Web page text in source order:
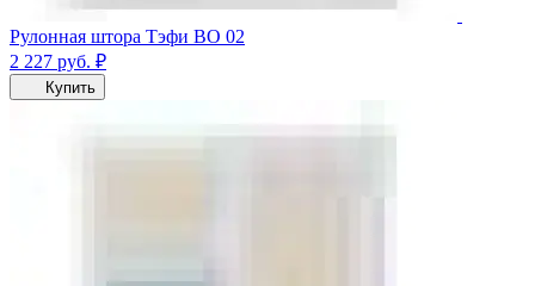
Рулонная штора Тэфи ВО 02
2 227 руб. ₽
Купить